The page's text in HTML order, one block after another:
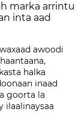
marka arrintu
inta aad
awoodi
halka
inaad
goorta la
ilaalinaysaa